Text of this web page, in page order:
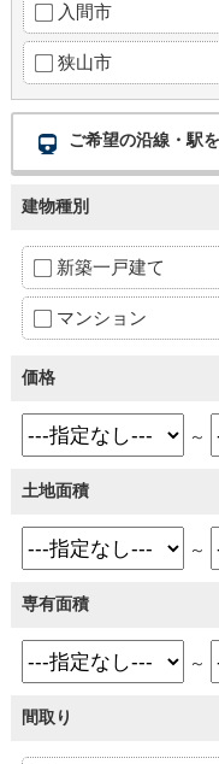
入間市
狭山市
ご希望の沿線・駅
建物種別
新築一戸建て
マンション
価格
～
土地面積
～
専有面積
～
間取り